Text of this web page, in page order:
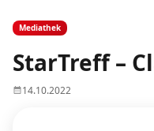
Mediathek
StarTreff –
14.10.2022